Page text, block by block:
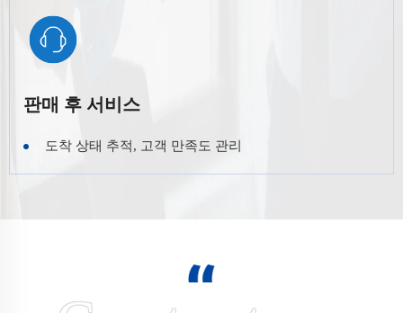
판매 후 서비스
도착 상태 추적, 고객 만족도 관리